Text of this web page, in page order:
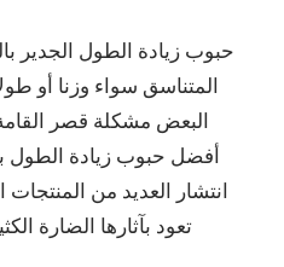
حبوب زيادة الطول الجدير
المتناسق سواء وزنا أو
البعض مشكلة قصر
أفضل حبوب زيادة الطول
انتشار العديد من المنتجات
تعود بآثارها الضارة